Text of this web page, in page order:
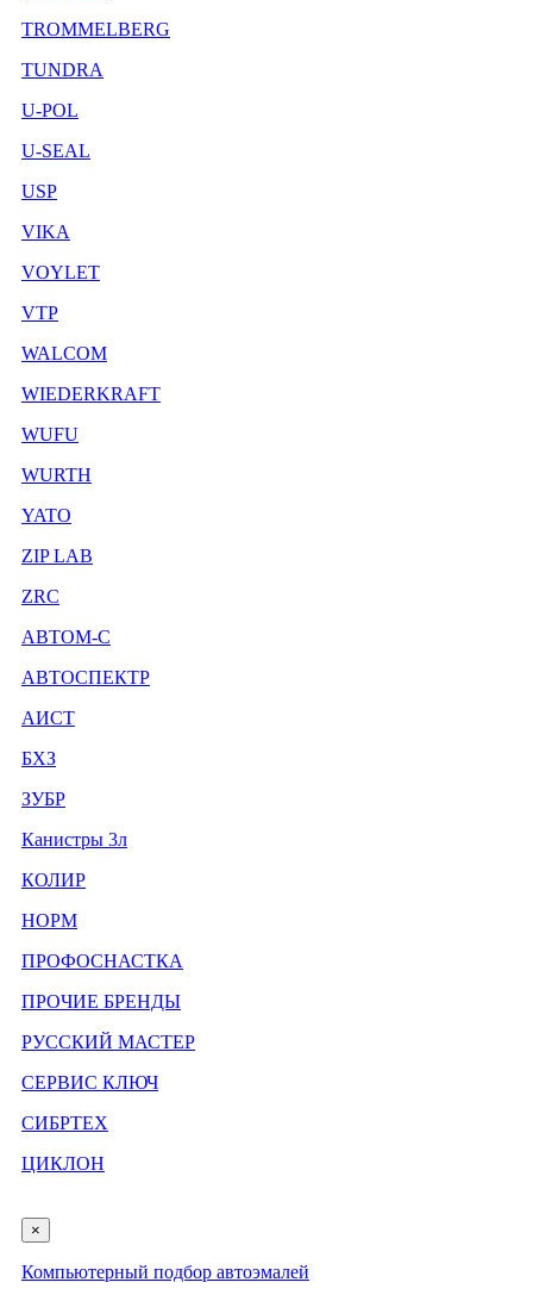
TROMMELBERG
TUNDRA
U-POL
U-SEAL
USP
VIKA
VOYLET
VTP
WALCOM
WIEDERKRAFT
WUFU
WURTH
YATO
ZIP LAB
ZRC
АВТОМ-С
АВТОСПЕКТР
АИСТ
БХЗ
ЗУБР
Канистры 3л
КОЛИР
НОРМ
ПРОФОСНАСТКА
ПРОЧИЕ БРЕНДЫ
РУССКИЙ МАСТЕР
СЕРВИС КЛЮЧ
СИБРТЕХ
ЦИКЛОН
×
Компьютерный подбор автоэмалей